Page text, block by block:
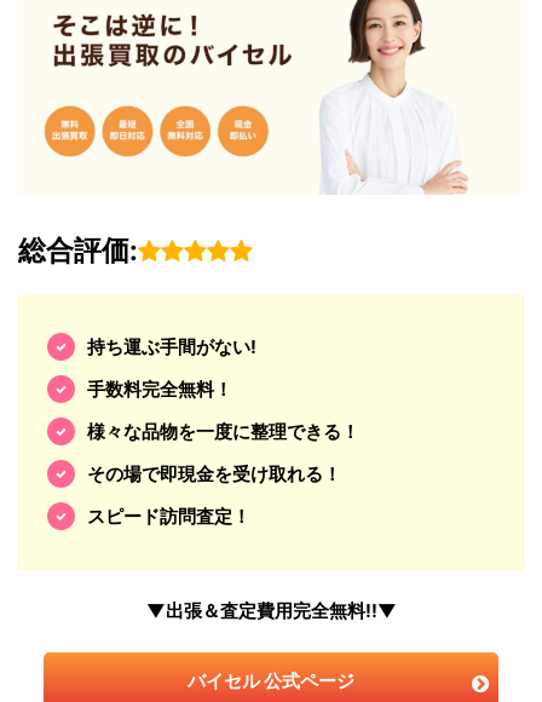
総合評価:
持ち運ぶ手間がない!
手数料完全無料！
様々な品物を一度に整理できる！
その場で即現金を受け取れる！
スピード訪問査定！
▼出張＆査定費用完全無料!!▼
バイセル 公式ページ